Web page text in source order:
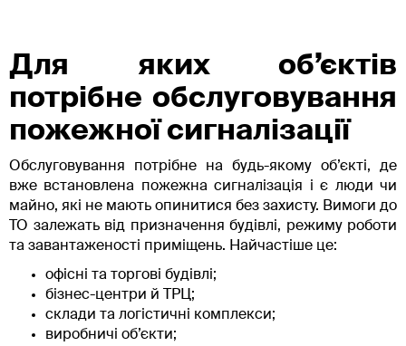
Для яких об’єктів
потрібне обслуговування
пожежної сигналізації
Обслуговування потрібне на будь-якому об’єкті, де
вже встановлена пожежна сигналізація і є люди чи
майно, які не мають опинитися без захисту. Вимоги до
ТО залежать від призначення будівлі, режиму роботи
та завантаженості приміщень. Найчастіше це:
офісні та торгові будівлі;
бізнес-центри й ТРЦ;
склади та логістичні комплекси;
виробничі об’єкти;